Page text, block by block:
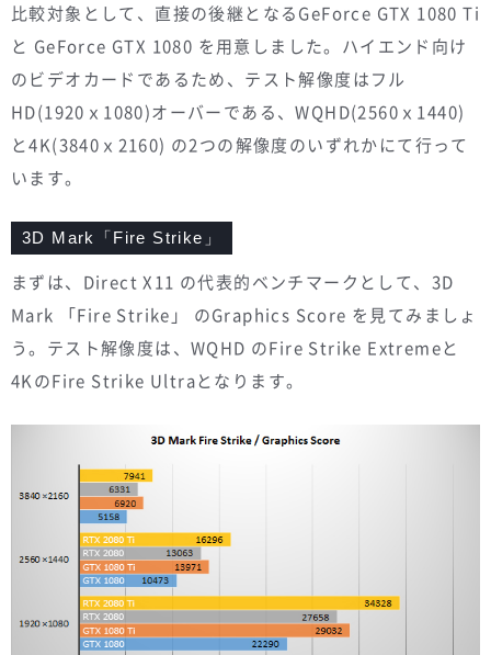
比較対象として、直接の後継となるGeForce GTX 1080 Ti
と GeForce GTX 1080 を用意しました。ハイエンド向け
のビデオカードであるため、テスト解像度はフル
HD(1920ｘ1080)オーバーである、WQHD(2560ｘ1440)
と4K(3840ｘ2160) の2つの解像度のいずれかにて行って
います。
3D Mark「Fire Strike」
まずは、Direct X11 の代表的ベンチマークとして、3D
Mark 「Fire Strike」 のGraphics Score を見てみましょ
う。テスト解像度は、WQHD のFire Strike Extremeと
4KのFire Strike Ultraとなります。